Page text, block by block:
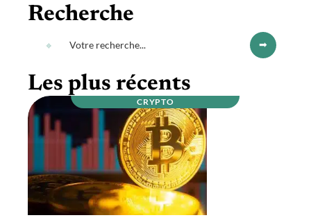
Recherche
Les plus récents
CRYPTO